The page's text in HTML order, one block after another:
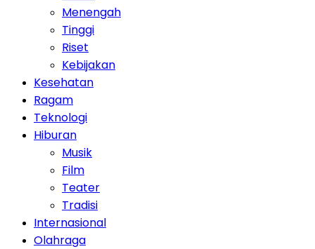
Menengah
Tinggi
Riset
Kebijakan
Kesehatan
Ragam
Teknologi
Hiburan
Musik
Film
Teater
Tradisi
Internasional
Olahraga